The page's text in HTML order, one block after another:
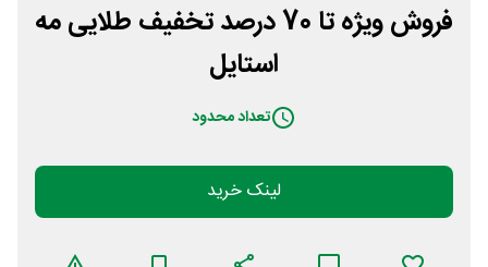
فروش ویژه تا 70 درصد تخفیف طلایی مه
استایل
تعداد محدود
لینک خرید